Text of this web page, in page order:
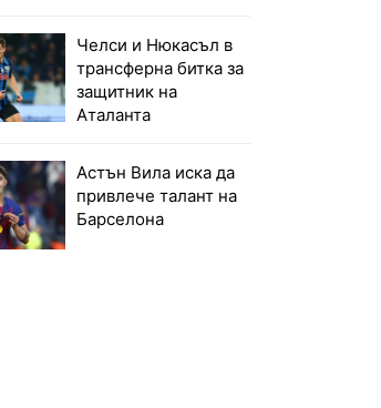
Челси и Нюкасъл в
трансферна битка за
защитник на
Аталанта
Астън Вила иска да
привлече талант на
Барселона